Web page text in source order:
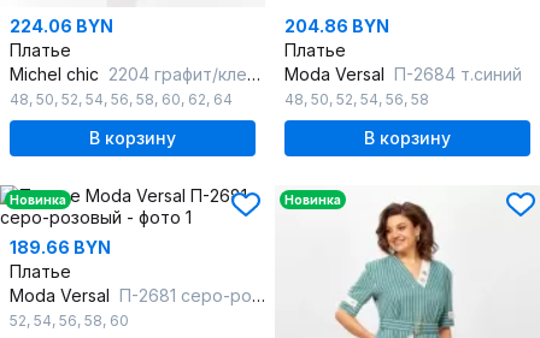
224.06 BYN
Платье
Michel chic 2204 графит/клетка
48, 50, 52, 54, 56, 58, 60, 62, 64
В корзину
204.86 BYN
Платье
Moda Versal П-2684 т.синий
48, 50, 52, 54, 56, 58
В корзину
Новинка
189.66 BYN
Платье
Moda Versal П-2681 серо-розовый
52, 54, 56, 58, 60
Новинка